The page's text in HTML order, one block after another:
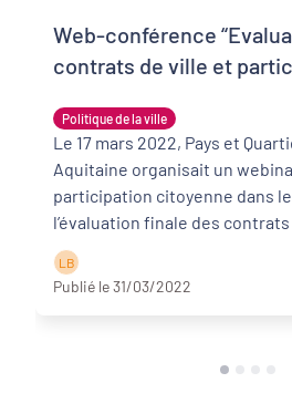
Politique de la ville
Web-conférence
contrats de ville et
Le 17 mars 2022, Pays et
Aquitaine organisait un
participation citoyenne dans
l’évaluation finale des
L B
Publié le 31/03/2022